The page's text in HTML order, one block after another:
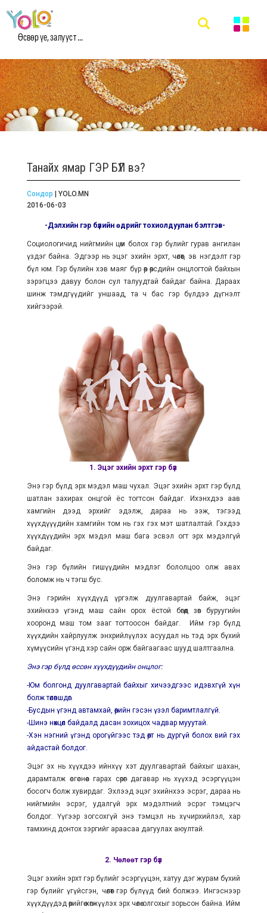
Өсвөр үе, залууст ...
Танайх ямар ГЭР БҮЛ вэ?
Сондор | YOLO.MN
2016-06-03
-Дэлхийн гэр бүлийн өдрийг тохиолдуулан бэлтгэв-
Социологичид нийгмийн цөм болох гэр бүлийг гурав ангилан
үздэг байна. Эдгээр нь эцэг эхийн эрхт, чөлөөт, эв нэгдэлт гэр
бүл юм. Гэр бүлийн хэв маяг бүр өөр өөрсдийн онцлогтой байхын
зэрэгцээ давуу болон сул талуудтай байдаг байна. Дараах
шинж тэмдгүүдийг уншаад, та ч бас гэр бүлдээ дүгнэлт
хийгээрэй.
1. Эцэг эхийн эрхт гэр бүл
Энэ гэр бүлд эрх мэдэл маш чухал. Эцэг эхийн эрхт гэр бүлд
шатлан захирах онцгой ёс тогтсон байдаг. Ихэнхдээ аав
хамгийн дээд эрхийг эдэлж, дараа нь ээж, тэгээд
хүүхдүүүдийн хамгийн том нь гэх гэх мэт шатлалтай. Гэхдээ
хүүхдүүдийн эрх мэдэл маш бага эсвэл огт эрх мэдэлгүй
байдаг.
Энэ гэр бүлийн гишүүдийн мэдлэг бололцоо олж авах
боломж нь ч тэгш бус.
Энэ гэрийн хүүхдүүд үргэлж дуулгавартай байж, эцэг
эхийнхээ үгэнд маш сайн орох ёстой бөгөөд зөв буруугийн
хооронд маш том зааг тогтоосон байдаг. Ийм гэр бүлд
хүүхдийн хайрлуулж энхрийлүүлэх асуудал нь тэд эрх бүхий
хүмүүсийн үгэнд хэр сайн орж байгаагаас шууд шалтгаална.
Энэ гэр бүлд өссөн хүүхдүүдийн онцлог:
-Юм болгонд дуулгавартай байхыг хичээдгээс идэвхгүй хүн
болж төлөвшдөг.
-Бусдын үгэнд автамхай, өөрийн гэсэн үзэл баримтлалгүй.
-Шинэ нөхцөл байдалд дасан зохицох чадвар мууутай.
-Хэн нэгний үгэнд орогүйгээс тэд өөрт нь дургүй болох вий гэх
айдастай болдог.
Эцэг эх нь хүүхдээ ийнхүү хэт дуулгавартай байхыг шахан,
дарамталж өсгөснөөс гарах сөрөг дагавар нь хүүхэд эсэргүүцэн
босогч болж хувирдаг. Эхлээд эцэг эхийнхээ эсрэг, дараа нь
нийгмийн эсрэг, удалгүй эрх мэдэлтний эсрэг тэмцэгч
болдог. Үүгээр зогсохгүй энэ тэмцэл нь хүчирхийлэл, хар
тамхинд донтох зэргийг араасаа дагуулах аюултай.
2. Чөлөөт гэр бүл
Эцэг эхийн эрхт гэр бүлийг эсэргүүцэн, хатуу дэг журам бүхий
гэр бүлийг үгүйсгэн, чөлөөт гэр бүлүүд бий болжээ. Ингэснээр
хүүхдүүдэд өөрийгөө хөгжүүлэх эрх чөлөө олгохыг зорьсон байна. Ийм